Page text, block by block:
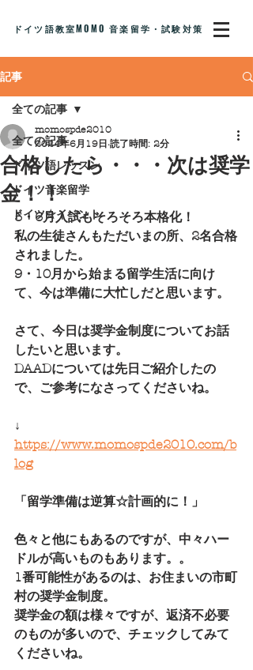
ドイツ語教室MOMO 音楽留学・試験対策
記事
全ての記事
ドイツ語レッスン
ドイツ音楽留学
ドイツ☆イベント
全ての記事
合格したら・・・次は奨学
金！！
momospde2010
2024年6月19日 読了時間: 2分
5・6月入試もそろそろ本格化！
私の生徒さんもただいまの所、2名合格
されました。
9・10月から始まる留学生活に向け
て、今は準備に大忙しだと思います。
さて、今日は奨学金制度についてお話
したいと思います。
DAADについては先日ご紹介したの
で、ご参考になさってくださいね。
↓
https://www.momospde2010.com/b
log
「留学準備は逆算☆計画的に！」
色々と他にもあるのですが、中々ハー
ドルが高いものもあります。。
1番可能性があるのは、お住まいの市町
村の奨学金制度。
奨学金の額は様々ですが、返済不必要
のものが多いので、チェックしてみて
くださいね。